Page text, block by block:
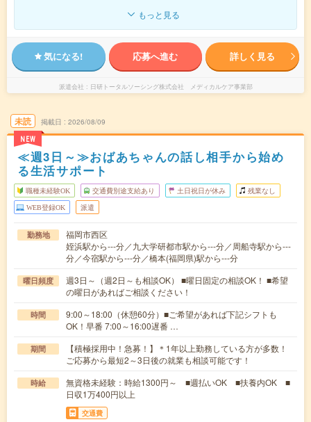
もっと見る
気になる! 応募へ進む 詳しく見る
派遣会社 日研トータルソーシング株式会社 メディカルケア事業部
未読
NEW
掲載日 2026/08/09
≪週3日～≫おばあちゃんの話し相手から始め
る生活サポート
職種未経験OK 交通費別途支給あり 土日祝日が休み 残業なし
WEB登録OK 派遣
勤務地
福岡市西区
姪浜駅から---分／九大学研都市駅から---分／周船寺駅から---
分／今宿駅から---分／橋本(福岡県)駅から---分
曜日頻度
週3日～（週2日～も相談OK） ■曜日固定の相談OK！ ■希望
の曜日があればご相談ください！
時間
9:00～18:00（休憩60分）■ご希望があれば下記シフトも
OK！早番 7:00～16:00遅番 …
期間
【積極採用中！急募！】＊1年以上勤務している方が多数！
ご応募から最短2～3日後の就業も相談可能です！
時給
無資格未経験：時給1300円～ ■週払いOK ■扶養内OK ■
日収1万400円以上
交通費